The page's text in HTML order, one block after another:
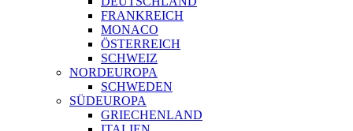
FRANKREICH
MONACO
ÖSTERREICH
SCHWEIZ
NORDEUROPA
SCHWEDEN
SÜDEUROPA
GRIECHENLAND